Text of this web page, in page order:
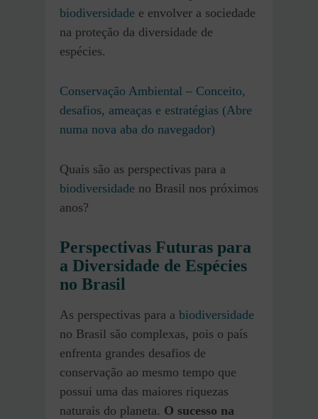
biodiversidade e envolver a sociedade
na proteção da diversidade de
espécies.
Conservação Ambiental – Conceito,
desafios, ameaças e estratégias (Abre
numa nova aba do navegador)
Quais são as perspectivas para a
biodiversidade no Brasil nos próximos
anos?
Perspectivas Futuras para
a Diversidade de Espécies
no Brasil
As perspectivas para a biodiversidade
no Brasil são complexas, pois o país
enfrenta grandes desafios de
conservação ao mesmo tempo que
possui uma das maiores riquezas
naturais do planeta. O sucesso na